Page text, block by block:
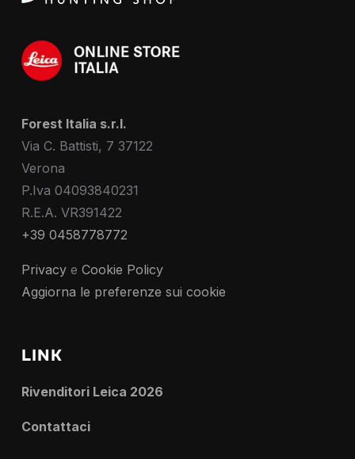
Forest Italia s.r.l.
Via C. Battisti, 7 37122
Verona
P.Iva 04093840231
R.E.A. VR391422
+39 0458778772
Privacye Cookie Policy
Aggiorna le preferenze sui cookie
LINK
Rivenditori Leica 2026
Contattaci